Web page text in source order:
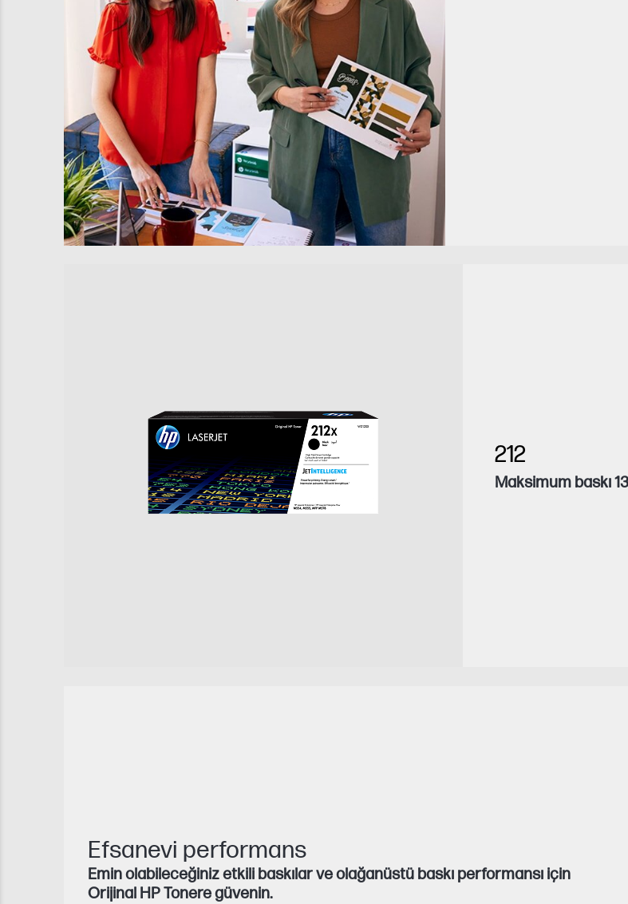
212
Maksimum baskı
Efsanevi performans
Emin olabileceğiniz etkili baskılar ve olağanüstü baskı performansı için
Orijinal HP Tonere güvenin.